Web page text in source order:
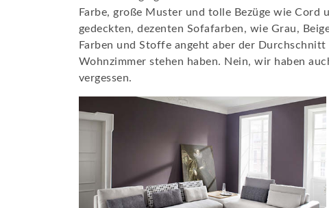
Farbe, große Muster und tolle Bezüge wie
gedeckten, dezenten Sofafarben, wie Grau,
Farben und Stoffe angeht aber der
Wohnzimmer stehen haben. Nein, wir haben
vergessen.